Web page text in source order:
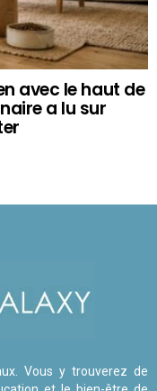
avec le haut de
a lu sur
Vous y trouverez de